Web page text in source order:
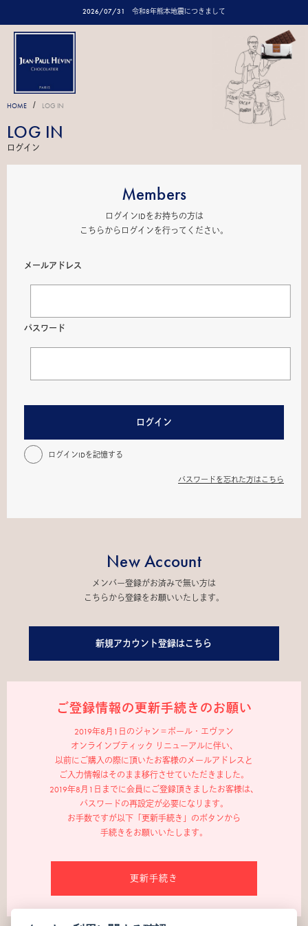
2026/07/31 令和8年熊本地震につきまして
HOME / LOG IN
LOG IN
ログイン
Members
ログインIDをお持ちの方は
こちらからログインを行ってください。
メールアドレス
パスワード
ログイン
ログインIDを記憶する
パスワードを忘れた方はこちら
New Account
メンバー登録がお済みで無い方は
こちらから登録をお願いいたします。
新規アカウント登録はこちら
ご登録情報の更新手続きのお願い
2019年8月1日のジャン＝ポール・エヴァン
オンラインブティック リニューアルに伴い、
以前にご購入の際に頂いたお客様のメールアドレスと
ご入力情報はそのまま移行させていただきました。
2019年8月1日までに会員にご登録頂きましたお客様は、
パスワードの再設定が必要になります。
お手数ですが以下「更新手続き」のボタンから
手続きをお願いいたします。
更新手続き